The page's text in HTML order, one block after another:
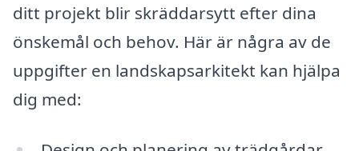
ditt projekt blir skräddarsytt efter dina
önskemål och behov. Här är några av de
uppgifter en landskapsarkitekt kan hjälpa
dig med: